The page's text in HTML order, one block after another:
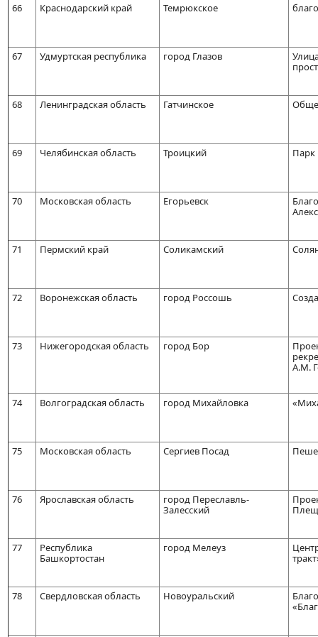
66 Краснодарский край Темрюкское
67 Удмуртская республика город Глазов
68 Ленинградская область Гатчинское
69 Челябинская область Троицкий Парк
70 Московская область Егорьевск
71 Пермский край Соликамский
72 Воронежская область город Россошь
73 Нижегородская область город Бор
А.М.
74 Волгоградская область город Михайловка
75 Московская область Сергиев Посад
76 Ярославская область
город Переславль-
Залесский
77
Республика
Башкортостан
город Мелеуз
78 Свердловская область Новоуральский